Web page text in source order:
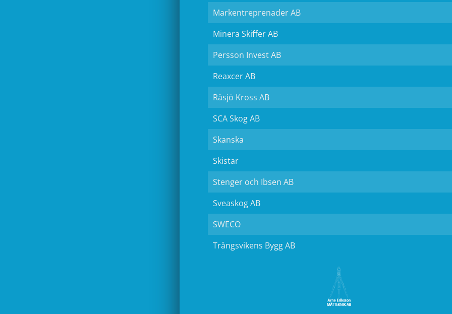
Markentreprenader AB
Minera Skiffer AB
Persson Invest AB
Reaxcer AB
Råsjö Kross AB
SCA Skog AB
Skanska
Skistar
Stenger och Ibsen AB
Sveaskog AB
SWECO
Trångsvikens Bygg AB